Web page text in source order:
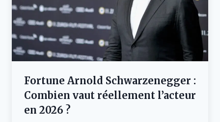
Fortune Arnold Schwarzenegger :
Combien vaut réellement l’acteur
en 2026 ?